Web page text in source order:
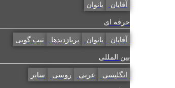
آقایان بانوان
حرفه ای
آقایان بانوان پربازدیدها تیپ گویی
بین المللی
انگلیسی عربی روسی سایر